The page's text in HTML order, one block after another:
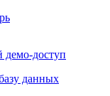
демо-доступ
данных